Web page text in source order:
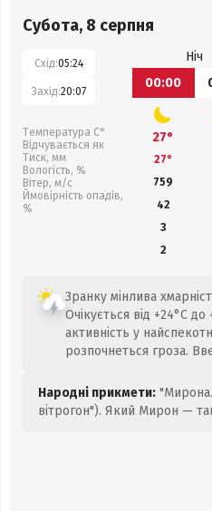
Субота, 8 серпня
Схід:05:24
Захід:20:07
Температура С°
Відчувається як
Тиск, мм
Вологість, %
Вітер, м/с
Ймовірність опадів,
%
Ніч
00:00
27°
27°
759
42
3
2
Зранку мінлива
Очікується від +24°C
активність у
розпочнеться гроза.
Народні прикмети:
вітрогон"). Який Мирон —